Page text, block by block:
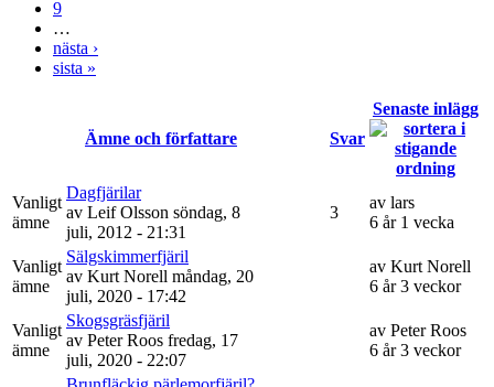
9
…
nästa ›
sista »
Ämne och författare Svar
Senaste inlägg
Vanligt
ämne
Dagfjärilar
av Leif Olsson söndag, 8
juli, 2012 - 21:31
3
av lars
6 år 1 vecka
Vanligt
ämne
Sälgskimmerfjäril
av Kurt Norell måndag, 20
juli, 2020 - 17:42
av Kurt Norell
6 år 3 veckor
Vanligt
ämne
Skogsgräsfjäril
av Peter Roos fredag, 17
juli, 2020 - 22:07
av Peter Roos
6 år 3 veckor